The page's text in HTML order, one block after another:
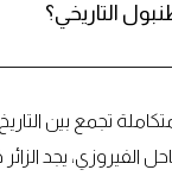
التاريخي؟
تجمع بين
الفيروزي، يجد